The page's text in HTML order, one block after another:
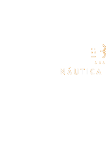
CONTACTO